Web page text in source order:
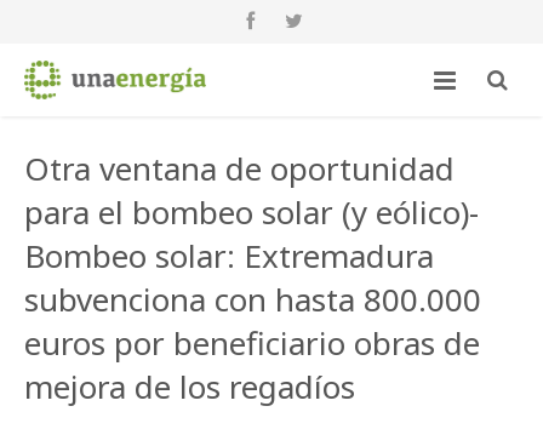
Otra ventana de oportunidad
para el bombeo solar (y eólico)-
Bombeo solar: Extremadura
subvenciona con hasta 800.000
euros por beneficiario obras de
mejora de los regadíos